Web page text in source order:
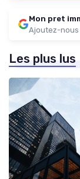
Mon pret
Ajoutez-nous
Les plus lus